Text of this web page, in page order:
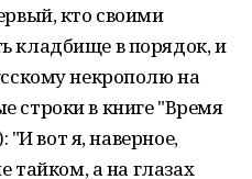
кто своими
кладбище в порядок, и
некрополю на
строки в книге "Время
"И вот я, наверное,
тайком, а на глазах